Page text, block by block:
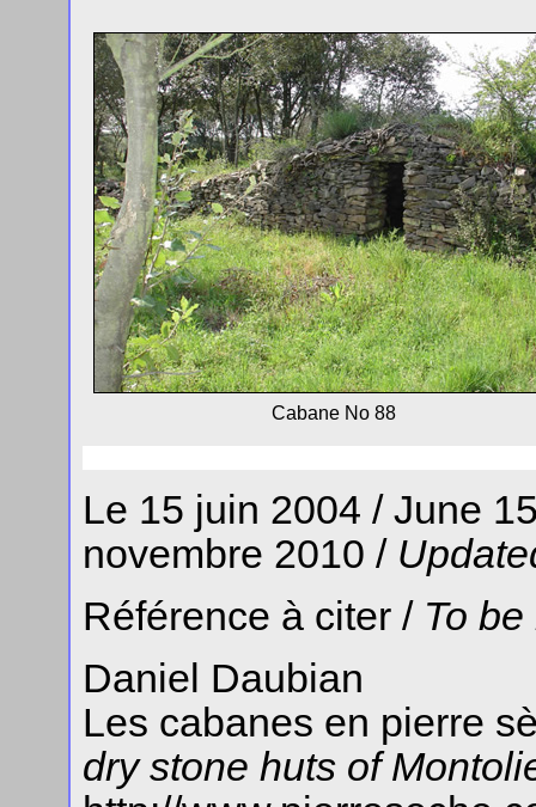
Cabane No 88
Le 15 juin 2004 / June
novembre 2010 /
Référence à citer / To
Daniel Daubian
Les cabanes en pierre
dry stone huts of